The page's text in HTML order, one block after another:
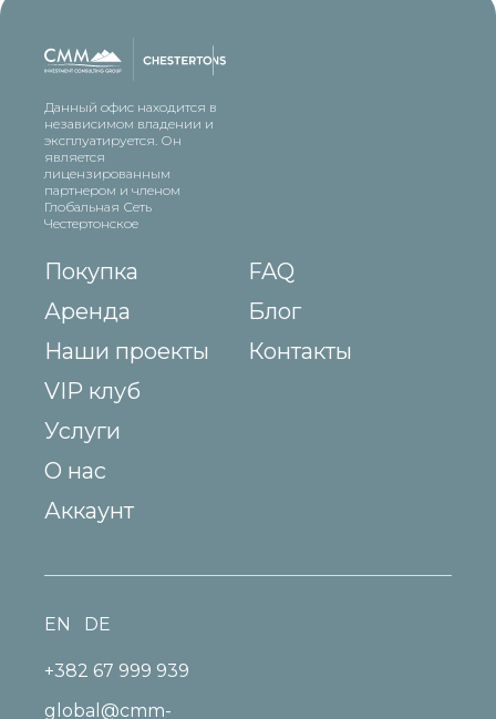
Данный офис находится в
независимом владении и
эксплуатируется. Он
является
лицензированным
партнером и членом
Глобальная Сеть
Честертонское
Покупка
Аренда
Наши проекты
VIP клуб
Услуги
О нас
FAQ
Блог
Контакты
Аккаунт
+382 67 999 939
global@cmm-
EN DE